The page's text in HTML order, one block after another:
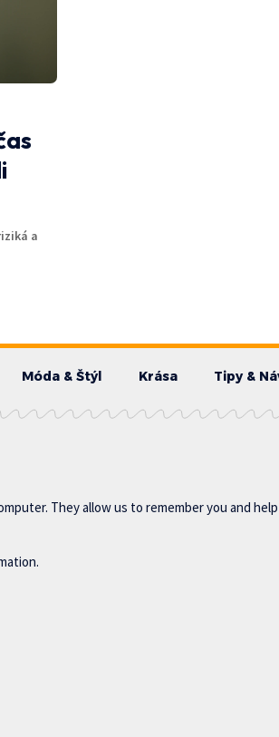
a
Móda & Štýl Krása Tipy &
They allow us to remember you and